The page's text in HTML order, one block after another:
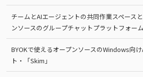
チームとAIエージェントの共同作業スペース
ンソースのグループチャットプラットフォー
BYOKで使えるオープンソースのWindows向
ト・「Skim」